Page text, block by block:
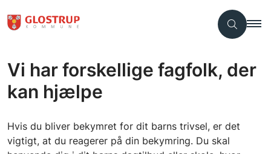
Vi har forskellige fagfolk, der
kan hjælpe
Hvis du bliver bekymret for dit barns trivsel, er det
vigtigt, at du reagerer på din bekymring. Du skal